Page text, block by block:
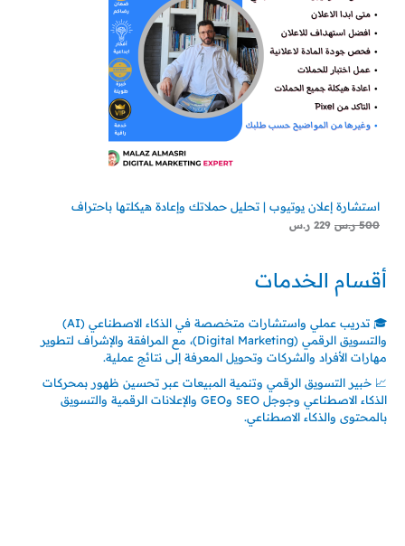
استشارة إعلان يوتيوب | تحليل حملاتك وإعادة هيكلتها باحتراف
500 ر.س 229 ر.س
أقسام الخدمات
🎓 تدريب عملي واستشارات متخصصة في الذكاء الاصطناعي (AI)
والتسويق الرقمي (Digital Marketing)، مع المرافقة والإشراف لتطوير
مهارات الأفراد والشركات وتحويل المعرفة إلى نتائج عملية.
📈 خبير التسويق الرقمي وتنمية المبيعات عبر تحسين ظهور بمحركات
الذكاء الاصطناعي وجوجل SEO وGEO والإعلانات الرقمية والتسويق
بالمحتوى والذكاء الاصطناعي.